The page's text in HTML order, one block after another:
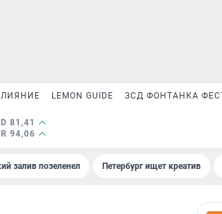
LEMON GUIDE ЗСД ФОНТАНКА
81,41
94,06
залив позеленел Петербург ищет креатив